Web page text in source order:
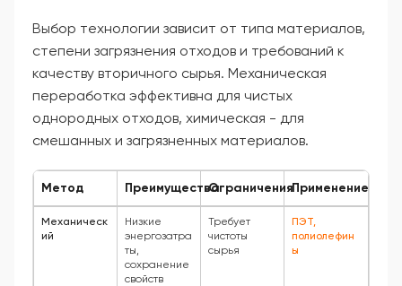
Выбор технологии зависит от типа материалов,
степени загрязнения отходов и требований к
качеству вторичного сырья. Механическая
переработка эффективна для чистых
однородных отходов, химическая - для
смешанных и загрязненных материалов.
Метод ПреимуществаОграниченияПрименение
Механическ
ий
Низкие
энергозатра
ты,
сохранение
свойств
Требует
чистоты
сырья
ПЭТ,
полиолефин
ы